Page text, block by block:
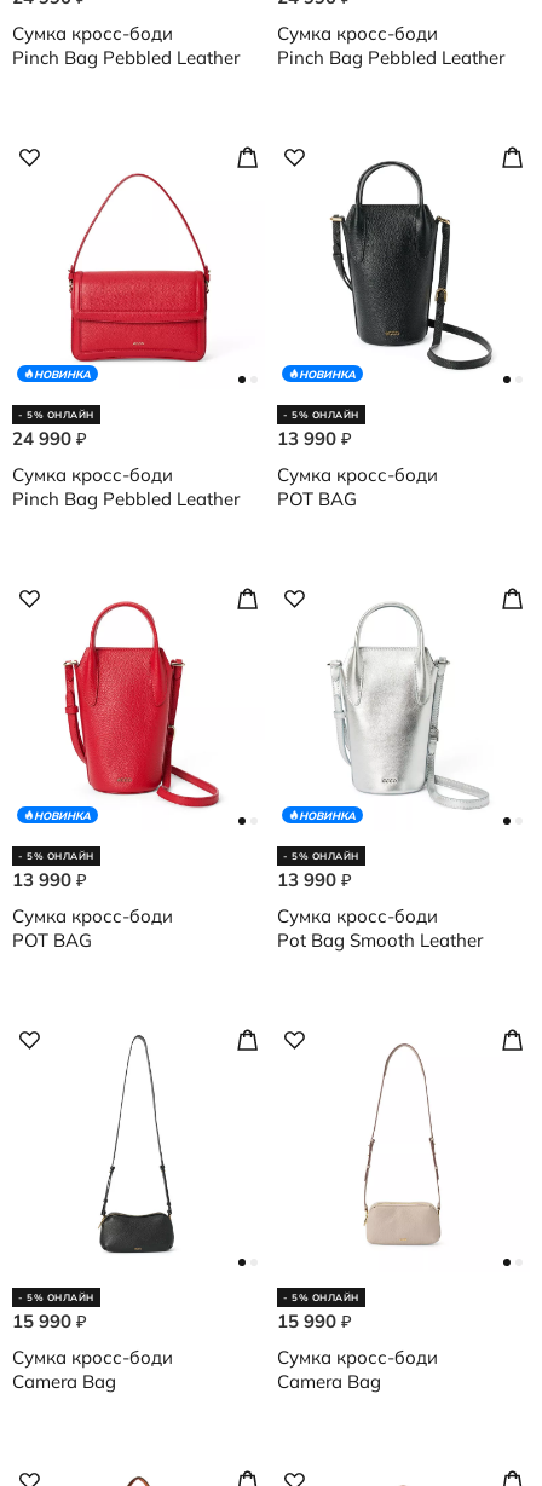
Сумка кросс-боди
Pinch Bag Pebbled Leather
Сумка кросс-боди
Pinch Bag Pebbled Leather
НОВИНКА
- 5% ОНЛАЙН
24 990 ₽
Сумка кросс-боди
Pinch Bag Pebbled Leather
НОВИНКА
- 5% ОНЛАЙН
13 990 ₽
Сумка кросс-боди
POT BAG
НОВИНКА
- 5% ОНЛАЙН
13 990 ₽
Сумка кросс-боди
POT BAG
НОВИНКА
- 5% ОНЛАЙН
13 990 ₽
Сумка кросс-боди
Pot Bag Smooth Leather
- 5% ОНЛАЙН
15 990 ₽
Сумка кросс-боди
Camera Bag
- 5% ОНЛАЙН
15 990 ₽
Сумка кросс-боди
Camera Bag